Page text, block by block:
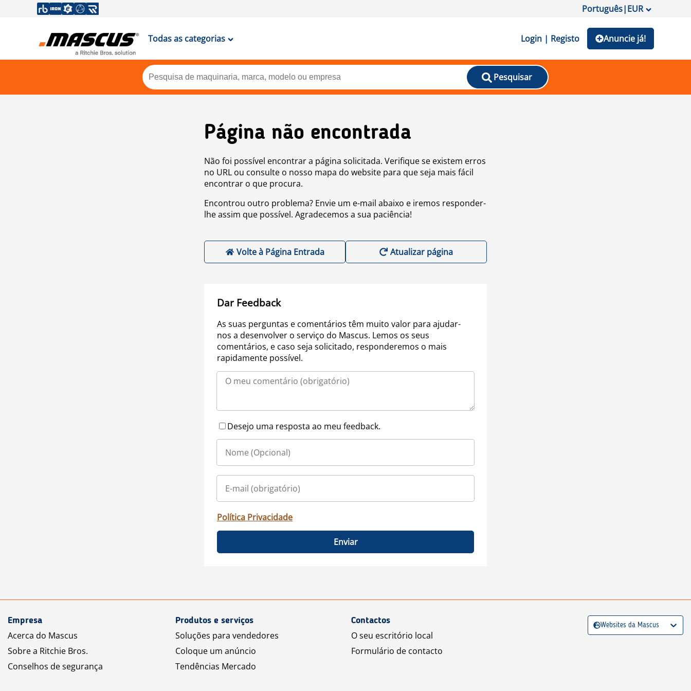
Português|EUR
Todas as categorias Login | Registo Anuncie já!
Pesquisar
Página não encontrada
Não foi possível encontrar a página solicitada. Verifique se existem erros
no URL ou consulte o nosso mapa do website para que seja mais fácil
encontrar o que procura.
Encontrou outro problema? Envie um e-mail abaixo e iremos responder-
lhe assim que possível. Agradecemos a sua paciência!
Volte à Página Entrada Atualizar página
Dar Feedback
As suas perguntas e comentários têm muito valor para ajudar-
nos a desenvolver o serviço do Mascus. Lemos os seus
comentários, e caso seja solicitado, responderemos o mais
rapidamente possível.
Desejo uma resposta ao meu feedback.
Política Privacidade
Enviar
Empresa
Acerca do Mascus
Sobre a Ritchie Bros.
Conselhos de segurança
Produtos e serviços
Soluções para vendedores
Coloque um anúncio
Tendências Mercado
Contactos
O seu escritório local
Formulário de contacto
Websites da Mascus